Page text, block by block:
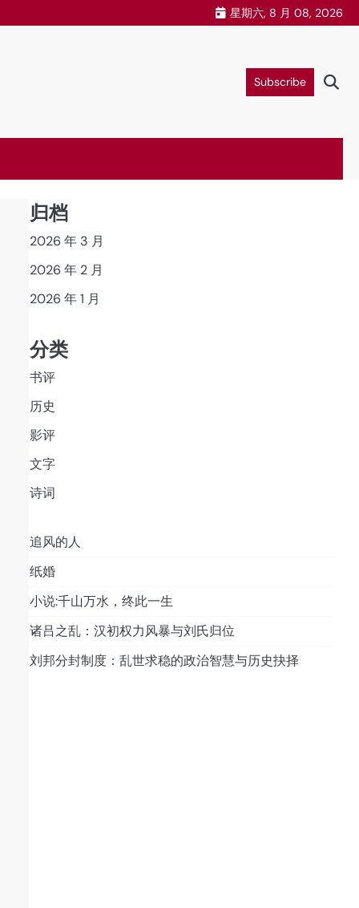
星期六, 8 月 08, 2026
Subscribe
归档
2026 年 3 月
2026 年 2 月
2026 年 1 月
分类
书评
历史
影评
文字
诗词
追风的人
纸婚
小说:千山万水，终此一生
诸吕之乱：汉初权力风暴与刘氏归位
刘邦分封制度：乱世求稳的政治智慧与历史抉择